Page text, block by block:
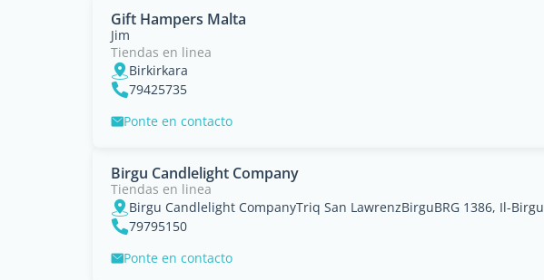
Gift Hampers Malta
Jim
Tiendas en linea
Birkirkara
79425735
Ponte en contacto
Birgu Candlelight Company
Tiendas en linea
Birgu Candlelight CompanyTriq San LawrenzBirguBRG 1386, Il-Birgu
79795150
Ponte en contacto